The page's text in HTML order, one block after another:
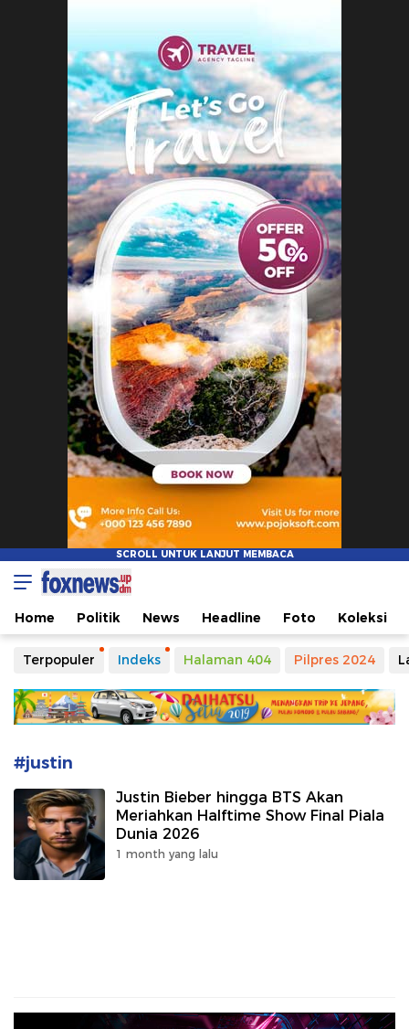
Foxnews
Informasi Tanpa Batasan Waktu
Home Politik News Headline Foto Koleksi
Terpopuler Indeks Halaman 404 Pilpres 2024
#justin
Justin Bieber hingga BTS Akan
Meriahkan Halftime Show Final Piala
Dunia 2026
1 month yang lalu